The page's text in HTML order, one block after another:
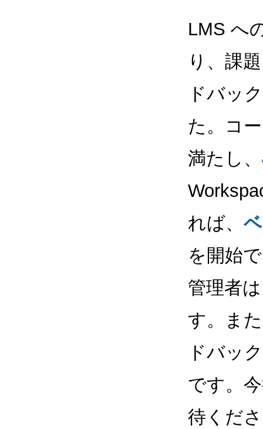
LMS へ
り、課題
ドバッ
た。コ
満たし、
れば、
を開始
管理者
す。ま
ドバッ
です。
待くだ